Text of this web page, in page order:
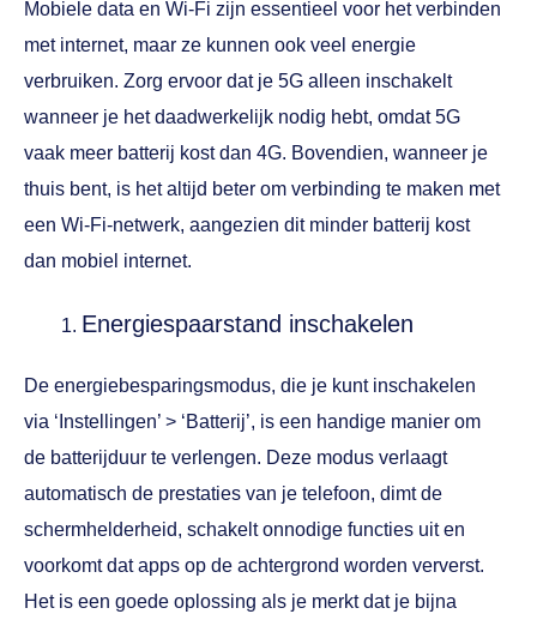
Mobiele data en Wi-Fi zijn essentieel voor het verbinden
met internet, maar ze kunnen ook veel energie
verbruiken. Zorg ervoor dat je 5G alleen inschakelt
wanneer je het daadwerkelijk nodig hebt, omdat 5G
vaak meer batterij kost dan 4G. Bovendien, wanneer je
thuis bent, is het altijd beter om verbinding te maken met
een Wi-Fi-netwerk, aangezien dit minder batterij kost
dan mobiel internet.
Energiespaarstand inschakelen
De energiebesparingsmodus, die je kunt inschakelen
via ‘Instellingen’ > ‘Batterij’, is een handige manier om
de batterijduur te verlengen. Deze modus verlaagt
automatisch de prestaties van je telefoon, dimt de
schermhelderheid, schakelt onnodige functies uit en
voorkomt dat apps op de achtergrond worden ververst.
Het is een goede oplossing als je merkt dat je bijna